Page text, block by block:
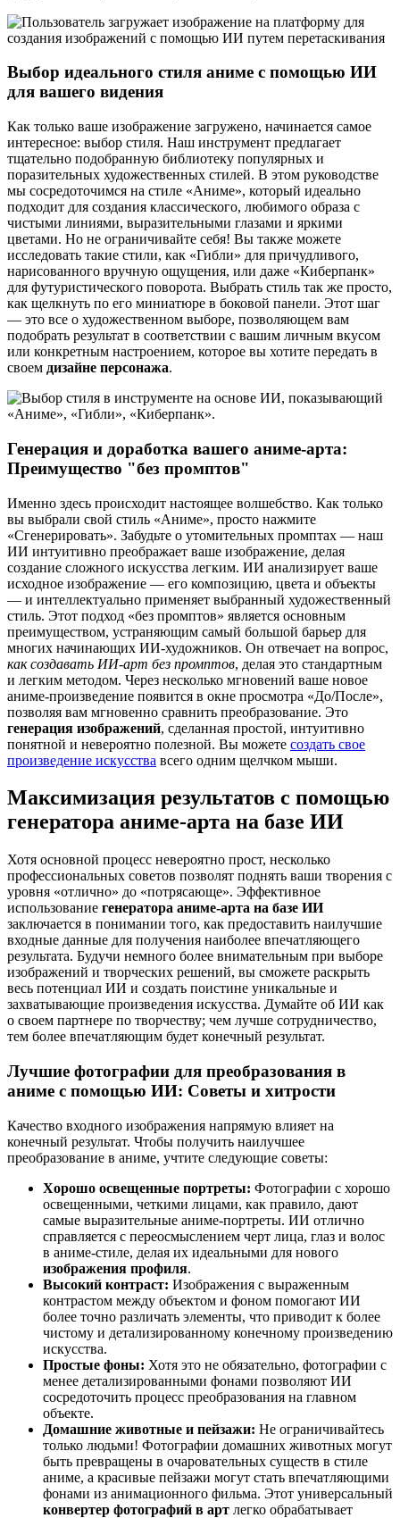
Выбор идеального стиля аниме с помощью ИИ
для вашего видения
Как только ваше изображение загружено, начинается самое
интересное: выбор стиля. Наш инструмент предлагает
тщательно подобранную библиотеку популярных и
поразительных художественных стилей. В этом руководстве
мы сосредоточимся на стиле «Аниме», который идеально
подходит для создания классического, любимого образа с
чистыми линиями, выразительными глазами и яркими
цветами. Но не ограничивайте себя! Вы также можете
исследовать такие стили, как «Гибли» для причудливого,
нарисованного вручную ощущения, или даже «Киберпанк»
для футуристического поворота. Выбрать стиль так же просто,
как щелкнуть по его миниатюре в боковой панели. Этот шаг
— это все о художественном выборе, позволяющем вам
подобрать результат в соответствии с вашим личным вкусом
или конкретным настроением, которое вы хотите передать в
своем дизайне персонажа.
Генерация и доработка вашего аниме-арта:
Преимущество "без промптов"
Именно здесь происходит настоящее волшебство. Как только
вы выбрали свой стиль «Аниме», просто нажмите
«Сгенерировать». Забудьте о утомительных промптах — наш
ИИ интуитивно преображает ваше изображение, делая
создание сложного искусства легким. ИИ анализирует ваше
исходное изображение — его композицию, цвета и объекты
— и интеллектуально применяет выбранный художественный
стиль. Этот подход «без промптов» является основным
преимуществом, устраняющим самый большой барьер для
многих начинающих ИИ-художников. Он отвечает на вопрос,
как создавать ИИ-арт без промптов, делая это стандартным
и легким методом. Через несколько мгновений ваше новое
аниме-произведение появится в окне просмотра «До/После»,
позволяя вам мгновенно сравнить преобразование. Это
генерация изображений, сделанная простой, интуитивно
понятной и невероятно полезной. Вы можете создать свое
произведение искусства всего одним щелчком мыши.
Максимизация результатов с помощью
генератора аниме-арта на базе ИИ
Хотя основной процесс невероятно прост, несколько
профессиональных советов позволят поднять ваши творения с
уровня «отлично» до «потрясающе». Эффективное
использование генератора аниме-арта на базе ИИ
заключается в понимании того, как предоставить наилучшие
входные данные для получения наиболее впечатляющего
результата. Будучи немного более внимательным при выборе
изображений и творческих решений, вы сможете раскрыть
весь потенциал ИИ и создать поистине уникальные и
захватывающие произведения искусства. Думайте об ИИ как
о своем партнере по творчеству; чем лучше сотрудничество,
тем более впечатляющим будет конечный результат.
Лучшие фотографии для преобразования в
аниме с помощью ИИ: Советы и хитрости
Качество входного изображения напрямую влияет на
конечный результат. Чтобы получить наилучшее
преобразование в аниме, учтите следующие советы:
Хорошо освещенные портреты: Фотографии с хорошо
освещенными, четкими лицами, как правило, дают
самые выразительные аниме-портреты. ИИ отлично
справляется с переосмыслением черт лица, глаз и волос
в аниме-стиле, делая их идеальными для нового
изображения профиля.
Высокий контраст: Изображения с выраженным
контрастом между объектом и фоном помогают ИИ
более точно различать элементы, что приводит к более
чистому и детализированному конечному произведению
искусства.
Простые фоны: Хотя это не обязательно, фотографии с
менее детализированными фонами позволяют ИИ
сосредоточить процесс преобразования на главном
объекте.
Домашние животные и пейзажи: Не ограничивайтесь
только людьми! Фотографии домашних животных могут
быть превращены в очаровательных существ в стиле
аниме, а красивые пейзажи могут стать впечатляющими
фонами из анимационного фильма. Этот универсальный
конвертер фотографий в арт легко обрабатывает